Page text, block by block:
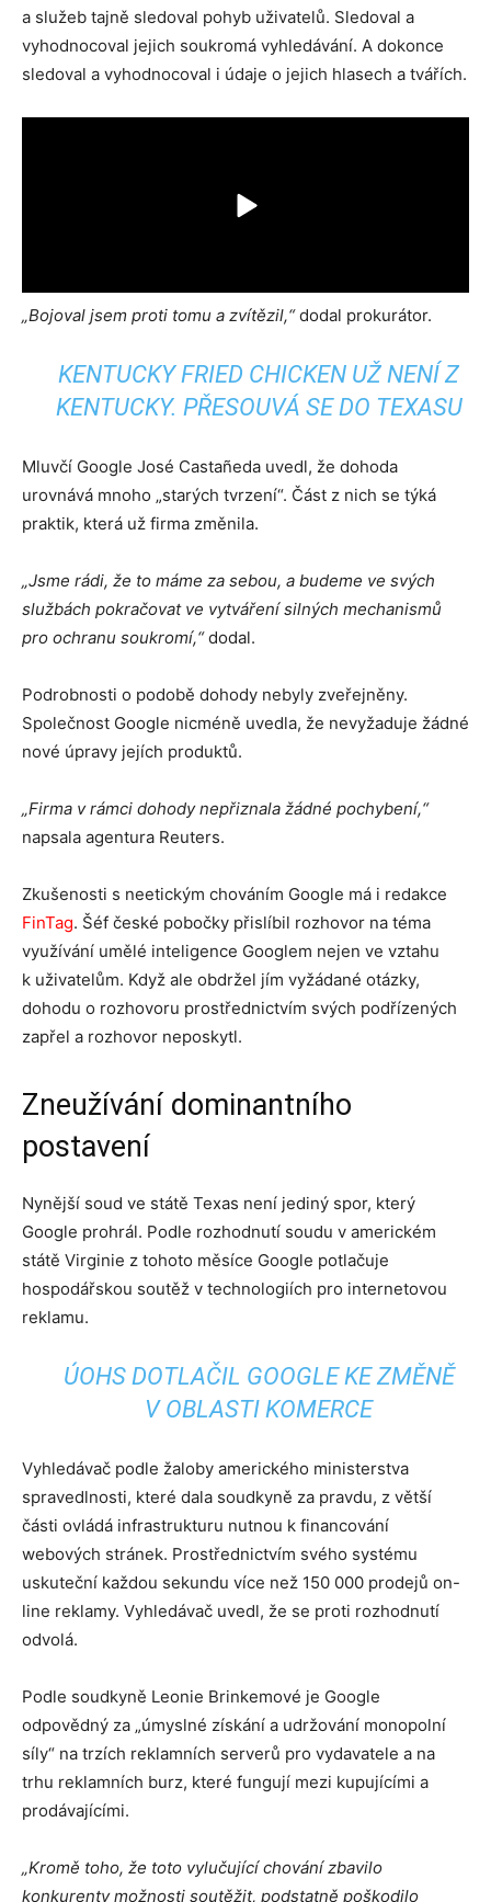
a služeb tajně sledoval pohyb uživatelů. Sledoval a
vyhodnocoval jejich soukromá vyhledávání. A dokonce
sledoval a vyhodnocoval i údaje o jejich hlasech a tvářích.
„Bojoval jsem proti tomu a zvítězil,“dodal prokurátor.
KENTUCKY FRIED CHICKEN UŽ NENÍ Z
KENTUCKY. PŘESOUVÁ SE DO TEXASU
Mluvčí Google José Castañeda uvedl, že dohoda
urovnává mnoho „starých tvrzení“. Část z nich se týká
praktik, která už firma změnila.
„Jsme rádi, že to máme za sebou, a budeme ve svých
službách pokračovat ve vytváření silných mechanismů
pro ochranu soukromí,“dodal.
Podrobnosti o podobě dohody nebyly zveřejněny.
Společnost Google nicméně uvedla, že nevyžaduje žádné
nové úpravy jejích produktů.
„Firma v rámci dohody nepřiznala žádné pochybení,“
napsala agentura Reuters.
Zkušenosti s neetickým chováním Google má i redakce
FinTag. Šéf české pobočky přislíbil rozhovor na téma
využívání umělé inteligence Googlem nejen ve vztahu
k uživatelům. Když ale obdržel jím vyžádané otázky,
dohodu o rozhovoru prostřednictvím svých podřízených
zapřel a rozhovor neposkytl.
Zneužívání dominantního
postavení
Nynější soud ve státě Texas není jediný spor, který
Google prohrál. Podle rozhodnutí soudu v americkém
státě Virginie z tohoto měsíce Google potlačuje
hospodářskou soutěž v technologiích pro internetovou
reklamu.
ÚOHS DOTLAČIL GOOGLE KE ZMĚNĚ
V OBLASTI KOMERCE
Vyhledávač podle žaloby amerického ministerstva
spravedlnosti, které dala soudkyně za pravdu, z větší
části ovládá infrastrukturu nutnou k financování
webových stránek. Prostřednictvím svého systému
uskuteční každou sekundu více než 150 000 prodejů on-
line reklamy. Vyhledávač uvedl, že se proti rozhodnutí
odvolá.
Podle soudkyně Leonie Brinkemové je Google
odpovědný za „úmyslné získání a udržování monopolní
síly“ na trzích reklamních serverů pro vydavatele a na
trhu reklamních burz, které fungují mezi kupujícími a
prodávajícími.
„Kromě toho, že toto vylučující chování zbavilo
konkurenty možnosti soutěžit, podstatně poškodilo